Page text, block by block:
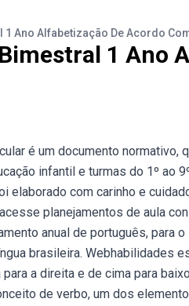
Ano Alfabetização De Acordo
1 Ano
é um documento
infantil e turmas do 1º ao
elaborado com carinho e
planejamentos de aula
anual de português, para
brasileira. Webhabilidades
a direita e de cima para
de verbo, um dos